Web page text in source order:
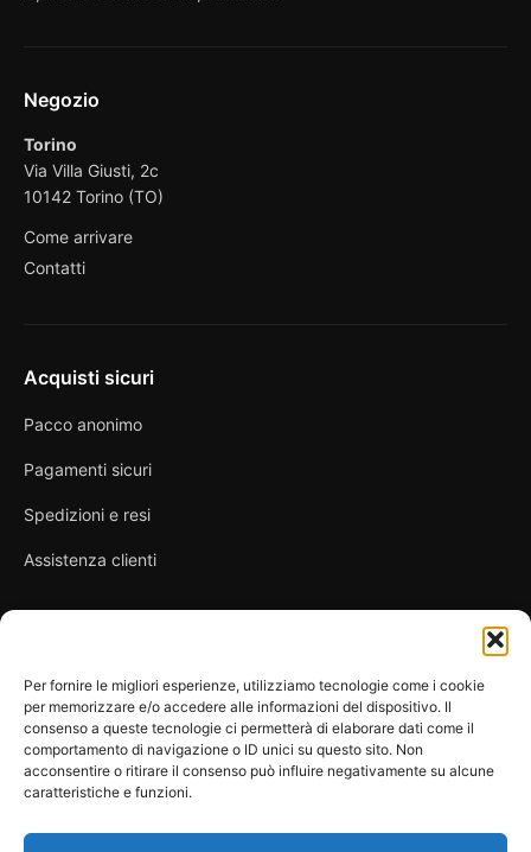
Per fornire le migliori esperienze, utilizziamo tecnologie come i cookie
per memorizzare e/o accedere alle informazioni del dispositivo. Il
consenso a queste tecnologie ci permetterà di elaborare dati come il
comportamento di navigazione o ID unici su questo sito. Non
acconsentire o ritirare il consenso può influire negativamente su alcune
caratteristiche e funzioni.
Negozio
Torino
Via Villa Giusti, 2c
10142 Torino (TO)
Come arrivare
Contatti
Acquisti sicuri
Pacco anonimo
Pagamenti sicuri
Spedizioni e resi
Assistenza clienti
Privacy Policy
Condizioni di vendita